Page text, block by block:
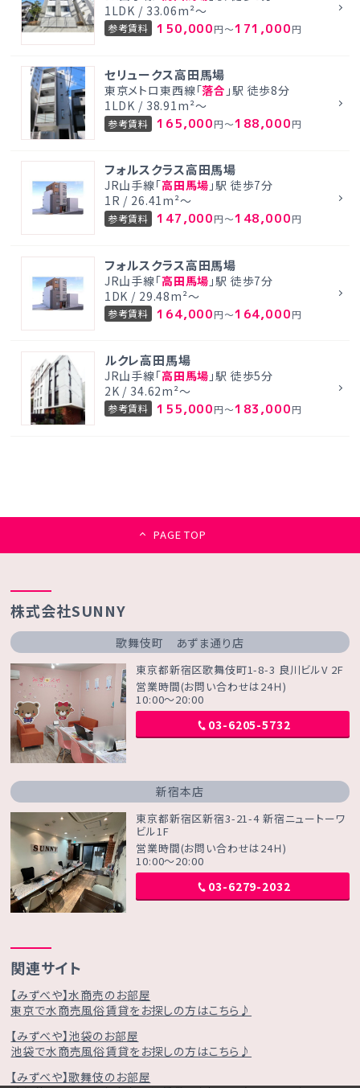
1LDK / 33.06m²～
参考賃料 150,000円～171,000円
セリュークス高田馬場
東京メトロ東西線「落合 」駅 徒歩8分
1LDK / 38.91m²～
参考賃料 165,000円～188,000円
フォルスクラス高田馬場
JR山手線「高田馬場 」駅 徒歩7分
1R / 26.41m²～
参考賃料 147,000円～148,000円
フォルスクラス高田馬場
JR山手線「高田馬場 」駅 徒歩7分
1DK / 29.48m²～
参考賃料 164,000円～164,000円
ルクレ高田馬場
JR山手線「高田馬場 」駅 徒歩5分
2K / 34.62m²～
参考賃料 155,000円～183,000円
PAGE TOP
株式会社SUNNY
歌舞伎町 あずま通り店
東京都新宿区歌舞伎町1-8-3 良川ビルV 2F
営業時間(お問い合わせは24Ｈ)
10:00～20:00
03-6205-5732
新宿本店
東京都新宿区新宿3-21-4 新宿ニュートーワ
ビル1F
営業時間(お問い合わせは24Ｈ)
10:00～20:00
03-6279-2032
関連サイト
【みずべや】水商売のお部屋
東京で水商売風俗賃貸をお探しの方はこちら♪
【みずべや】池袋のお部屋
池袋で水商売風俗賃貸をお探しの方はこちら♪
【みずべや】歌舞伎のお部屋